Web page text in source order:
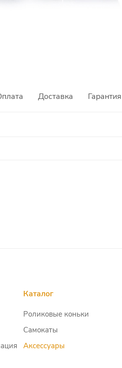
Доставка Гарантия
Каталог
Роликовые коньки
Самокаты
Аксессуары